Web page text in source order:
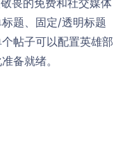
畏的免费和社交媒体
题、固定/透明标题
帖子可以配置英雄部
备就绪。